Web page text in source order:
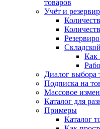
товаров
Учёт и
Как
Диалог выбора
Подписка на
Массовое
Каталог для
Примеры
Каталог